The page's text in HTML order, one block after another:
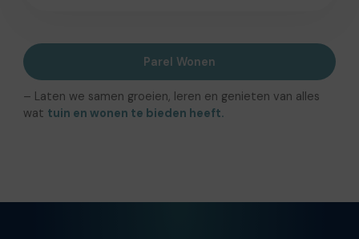
Parel Wonen
– Laten we samen groeien, leren en genieten van alles
wat tuin en wonen te bieden heeft.